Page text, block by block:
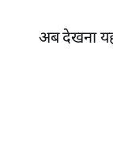
अब देखना